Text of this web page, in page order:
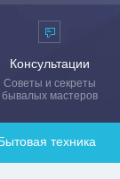
техника
Консультации
Советы и секреты
бывалых мастеров